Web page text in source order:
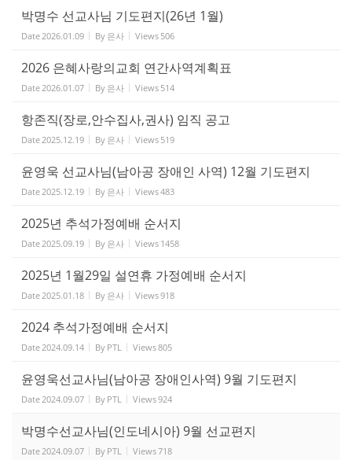
박명수 선교사님 기도편지(26년 1월)
Date2026.01.09 By 은사 Views 506
2026 은혜사랑의교회 연간사역계획표
Date2026.01.07 By 은사 Views 514
항존직(장로,안수집사,권사) 임직 공고
Date2025.12.19 By 은사 Views 519
윤영욱 선교사님(남아공 장애인 사역) 12월 기도편지
Date2025.12.19 By 은사 Views483
2025년 추석가정예배 순서지
Date2025.09.19 By 은사 Views 1458
2025년 1월29일 설연휴 가정예배 순서지
Date2025.01.18 By 은사 Views918
2024 추석가정예배 순서지
Date2024.09.14 By PTL Views805
윤영욱선교사님(남아공 장애인사역) 9월 기도편지
Date2024.09.07 By PTL Views924
박명수선교사님(인도네시아) 9월 선교편지
Date2024.09.07 By PTL Views718